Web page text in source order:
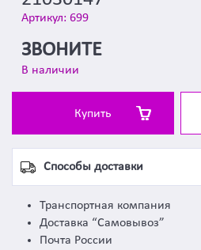
Артикул: 699
ЗВОНИТЕ
В наличии
Купить
Способы доставки
Транспортная компания
Доставка “Самовывоз”
Почта России